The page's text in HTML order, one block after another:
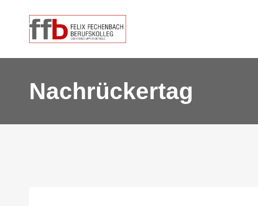
Nachrückertag